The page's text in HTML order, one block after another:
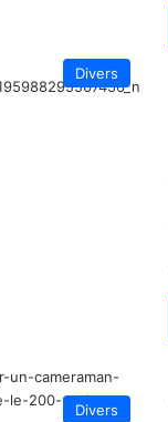
Divers
Divers